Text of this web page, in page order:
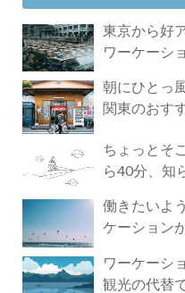
東京から好
ワーケーシ
朝にひとっ
関東のおす
ちょっとそ
ら40分、知
働きたいよ
ケーション
ワーケーシ
観光の代替